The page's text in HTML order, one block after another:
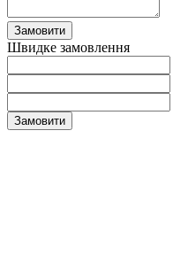
Замовити
Швидке замовлення